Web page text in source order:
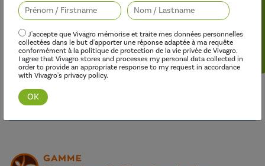
Découvrir cette gamme
J'accepte que Vivagro mémorise et traite mes données personnelles
collectées dans le but d'apporter une réponse adaptée à ma requête
conformément à la politique de protection de la vie privée de Vivagro.
I agree that Vivagro stores and processes my personal data collected in
order to provide an appropriate response to my request in accordance
with Vivagro's privacy policy.